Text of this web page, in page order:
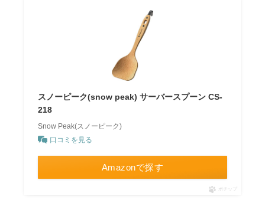
スノーピーク(snow peak) サーバースプーン CS-
218
Snow Peak(スノーピーク)
口コミを見る
Amazonで探す
ポチップ